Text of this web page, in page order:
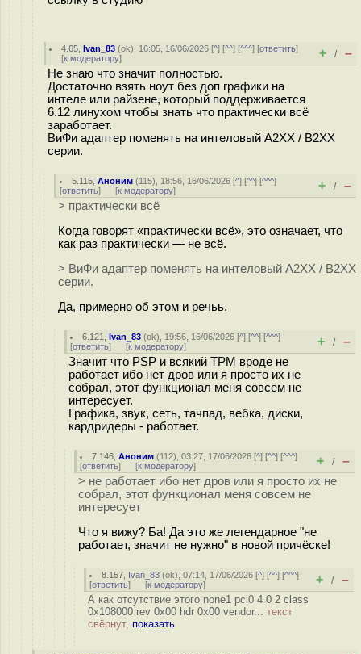
4.65 ,Ivan_83 (ok), 16:05, 16/06/2026 [^] [^^] [^^^] [ответить]
[к модератору] + / –
Не знаю что значит полностью.
Достаточно взять ноут без доп графики на
интеле или райзене, который поддерживается
6.12 линухом чтобы знать что практически всё
заработает.
ВиФи адаптер поменять на интеловый A2XX / B2XX
серии.
5.115 ,Аноним (115), 18:56, 16/06/2026 [^] [^^] [^^^]
[ответить] [к модератору] + / –
> практически всё
Когда говорят «практически всё», это означает, что
как раз практически — не всё.
> ВиФи адаптер поменять на интеловый A2XX / B2XX
серии.
Да, примерно об этом и речьь.
6.121 ,Ivan_83 (ok), 19:56, 16/06/2026 [^] [^^] [^^^]
[ответить] [к модератору] + / –
Значит что PSP и всякий TPM вроде не
работает ибо нет дров или я просто их не
собрал, этот функционал меня совсем не
интересует.
Графика, звук, сеть, тачпад, вебка, диски,
кардридеры - работает.
7.146 ,Аноним (112), 03:27, 17/06/2026 [^] [^^] [^^^]
[ответить] [к модератору] + / –
> не работает ибо нет дров или я просто их не
собрал, этот функционал меня совсем не
интересует
Что я вижу? Ба! Да это же легендарное "не
работает, значит не нужно" в новой причёске!
8.157 Ivan_83 (ok), 07:14, 17/06/2026 [^] [^^] [^^^]
[ответить] [к модератору] + / –
А как отсутствие этого none1 pci0 4 0 2 class
0x108000 rev 0x00 hdr 0x00 vendor... текст
свёрнут, показать